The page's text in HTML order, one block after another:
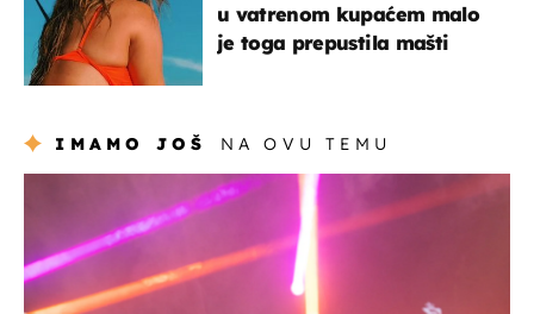
u vatrenom kupaćem malo
je toga prepustila mašti
IMAMO JOŠ NA OVU TEMU